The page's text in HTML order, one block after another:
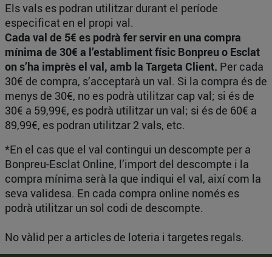
Els vals es podran utilitzar durant el període
especificat en el propi val.
Cada val de 5€ es podrà fer servir en una compra
mínima de 30€ a l’establiment físic Bonpreu o Esclat
on s’ha imprès el val, amb la Targeta Client. Per cada
30€ de compra, s’acceptarà un val. Si la compra és de
menys de 30€, no es podrà utilitzar cap val; si és de
30€ a 59,99€, es podrà utilitzar un val; si és de 60€ a
89,99€, es podran utilitzar 2 vals, etc.
*En el cas que el val contingui un descompte per a
Bonpreu-Esclat Online, l’import del descompte i la
compra mínima serà la que indiqui el val, així com la
seva validesa. En cada compra online només es
podrà utilitzar un sol codi de descompte.
No vàlid per a articles de loteria i targetes regals.